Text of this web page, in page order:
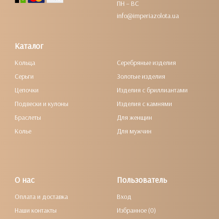
ПН – ВС
info@imperiazolota.ua
Каталог
Кольца
Серьги
Цепочки
Подвески и кулоны
Браслеты
Колье
Серебряные изделия
Золотые изделия
Изделия с бриллиантами
Изделия с камнями
Для женщин
Для мужчин
О нас
Оплата и доставка
Наши контакты
Пользователь
Вход
Избранное (0)